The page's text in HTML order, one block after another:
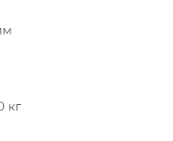
кг